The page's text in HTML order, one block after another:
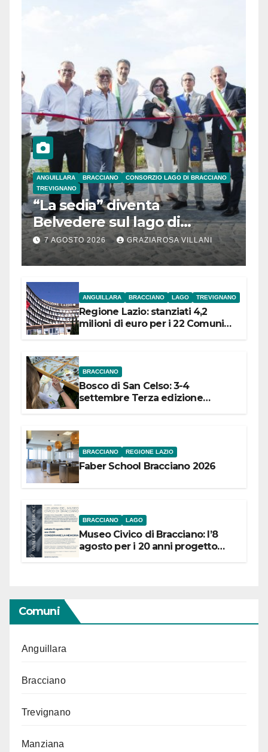
ANGUILLARA BRACCIANO
CONSORZIO LAGO DI BRACCIANO
TREVIGNANO
“La sedia” diventa
Belvedere sul lago di
Bracciano: ieri
l’inaugurazione
7 AGOSTO 2026 GRAZIAROSA VILLANI
ANGUILLARA BRACCIANO LAGO TREVIGNANO
Regione Lazio: stanziati 4,2
milioni di euro per i 22 Comuni
BRACCIANO
Bosco di San Celso: 3-4
settembre Terza edizione
BRACCIANO REGIONE LAZIO
Faber School Bracciano 2026
BRACCIANO LAGO
Museo Civico di Bracciano: l’8
agosto per i 20 anni progetto
Comuni
Anguillara
Bracciano
Trevignano
Manziana